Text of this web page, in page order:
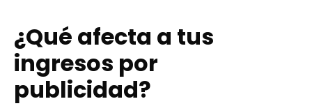
¿Qué afecta a tus
ingresos por
publicidad?